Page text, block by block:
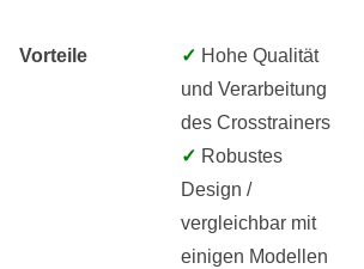
Vorteile ✓ Hohe Qualität
und Verarbeitung
des Crosstrainers
✓ Robustes
Design /
vergleichbar mit
einigen Modellen